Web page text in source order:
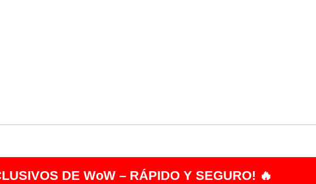
DE WoW – RÁPIDO Y SEGURO! 🔥